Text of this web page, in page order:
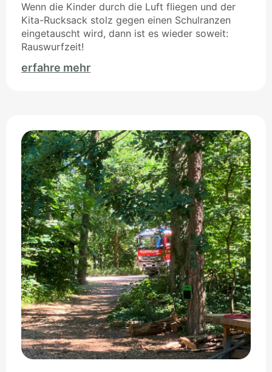
Wenn die Kinder durch die Luft fliegen und der
Kita-Rucksack stolz gegen einen Schulranzen
eingetauscht wird, dann ist es wieder soweit:
Rauswurfzeit!
erfahre mehr